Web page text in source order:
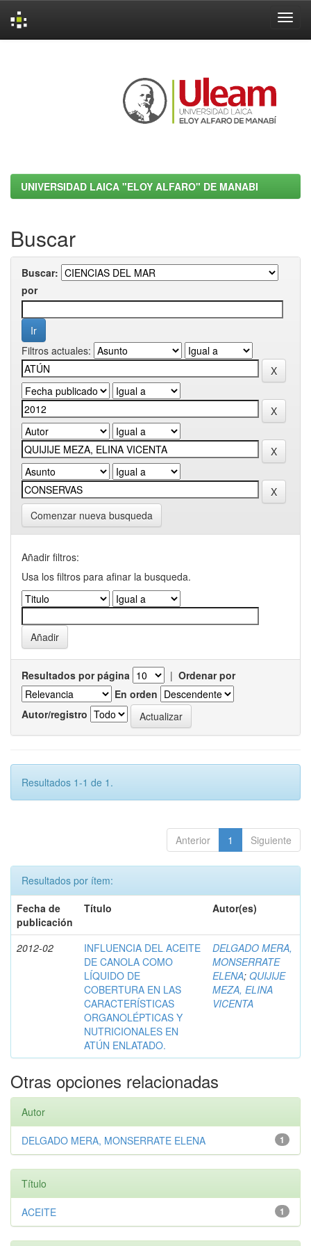
UNIVERSIDAD LAICA "ELOY ALFARO" DE MANABI
Buscar
Buscar:
por
Filtros actuales:
Comenzar nueva busqueda
Añadir filtros:
Usa los filtros para afinar la busqueda.
Resultados por página | Ordenar por
En orden
Autor/registro
Resultados 1-1 de 1.
Anterior 1 Siguiente
Resultados por ítem:
Fecha de
publicación
Título Autor(es)
2012-02
INFLUENCIA DEL ACEITE
DE CANOLA COMO
LÍQUIDO DE
COBERTURA EN LAS
CARACTERÍSTICAS
ORGANOLÉPTICAS Y
NUTRICIONALES EN
ATÚN ENLATADO.
DELGADO MERA,
MONSERRATE
ELENA; QUIJIJE
MEZA, ELINA
VICENTA
Otras opciones relacionadas
Autor
1
DELGADO MERA, MONSERRATE ELENA
Título
1
ACEITE